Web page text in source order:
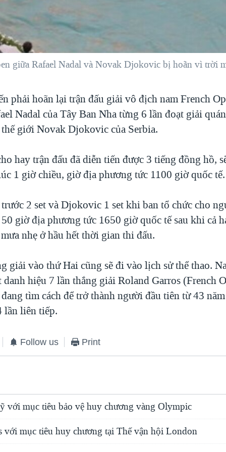
giữa Rafael Nadal và Novak Djokovic bị hoãn vì trời
phải hoãn lại trận đấu giải vô địch nam French
Nadal của Tây Ban Nha từng 6 lần đoạt giải
giới Novak Djokovic của Serbia.
hay trận đấu đã diễn tiến được 3 tiếng đồng hồ,
1 giờ chiều, giờ địa phương tức 1100 giờ quốc tế.
2 set và Djokovic 1 set khi ban tổ chức cho
giờ địa phương tức 1650 giờ quốc tế sau khi cả
nhẹ ở hầu hết thời gian thi đấu.
giải vào thứ Hai cũng sẽ đi vào lịch sử thể thao.
danh hiệu 7 lần thắng giải Roland Garros (French
tìm cách để trở thành người đầu tiên từ 43
lần liên tiếp.
Follow us Print
với mục tiêu bảo vệ huy chương vàng Olympic
với mục tiêu huy chương tại Thế vận hội London